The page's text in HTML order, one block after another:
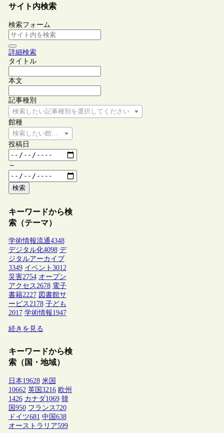
サイト内検索
検索フォーム
詳細検索
タイトル
本文
記事種別
検索したい記事種別を選択してください
館種
検索したい館種を選択してください
投稿日
～
検索
キーワードから検
索（テーマ）
学術情報流通4348
デジタル化4098 デ
ジタルアーカイブ
3349 イベント 3012
災害2754 オープン
アクセス2678 電子
書籍2227 図書館サ
ービス2178 子ども
2017 学術情報1947
続きを見る
キーワードから検
索（国・地域）
日本19628 米国
10662 英国 3216 欧州
1426 カナダ1069 韓
国 950 フランス 720
ドイツ681 中国 638
オーストラリア599